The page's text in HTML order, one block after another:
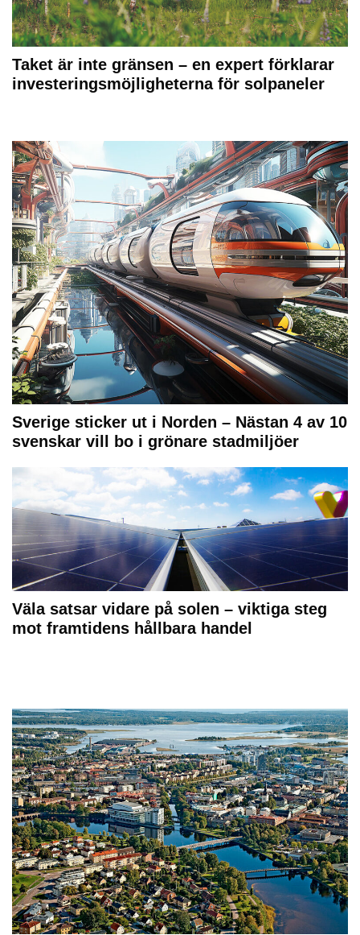
Taket är inte gränsen – en expert förklarar
investeringsmöjligheterna för solpaneler
Sverige sticker ut i Norden – Nästan 4 av 10
svenskar vill bo i grönare stadmiljöer
Väla satsar vidare på solen – viktiga steg
mot framtidens hållbara handel